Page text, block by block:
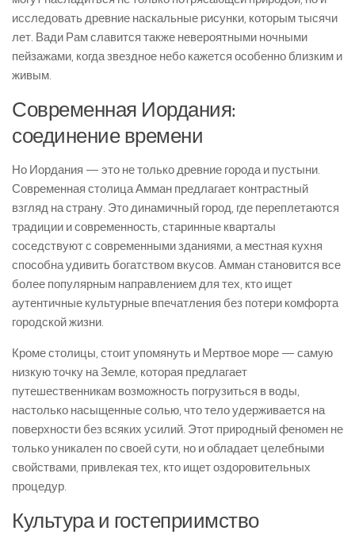
исследовать древние наскальные рисунки, которым тысячи
лет. Вади Рам славится также невероятными ночными
пейзажами, когда звездное небо кажется особенно близким и
живым.
Современная Иордания:
соединение времени
Но Иордания — это не только древние города и пустыни.
Современная столица Амман предлагает контрастный
взгляд на страну. Это динамичный город, где переплетаются
традиции и современность, старинные кварталы
соседствуют с современными зданиями, а местная кухня
способна удивить богатством вкусов. Амман становится все
более популярным направлением для тех, кто ищет
аутентичные культурные впечатления без потери комфорта
городской жизни.
Кроме столицы, стоит упомянуть и Мертвое море — самую
низкую точку на Земле, которая предлагает
путешественникам возможность погрузиться в воды,
настолько насыщенные солью, что тело удерживается на
поверхности без всяких усилий. Этот природный феномен не
только уникален по своей сути, но и обладает целебными
свойствами, привлекая тех, кто ищет оздоровительных
процедур.
Культура и гостеприимство